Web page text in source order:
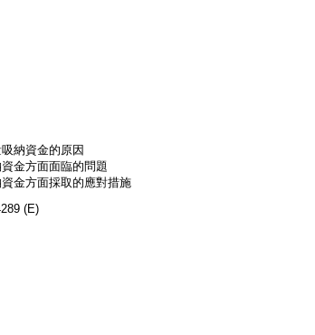
納資金的原因
金方面面臨的問題
金方面採取的應對措施
(E)